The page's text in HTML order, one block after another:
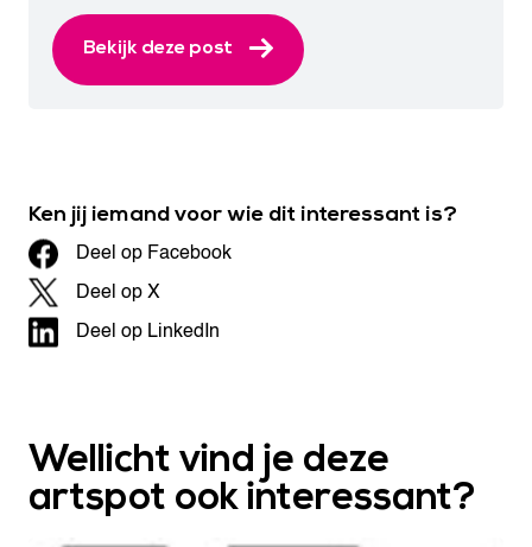
Bekijk deze post
Ken jij iemand voor wie dit interessant is?
Deel op Facebook
Deel op X
Deel op LinkedIn
Wellicht vind je deze
artspot ook interessant?